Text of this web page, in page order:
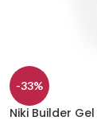
-33%
Niki Builder